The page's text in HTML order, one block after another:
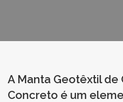
A Manta Geotêxtil de
Concreto é um